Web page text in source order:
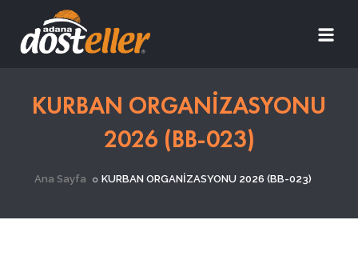
KURBAN ORGANİZASYONU
2026 (BB-023)
Ana Sayfa KURBAN ORGANİZASYONU 2026 (BB-023)